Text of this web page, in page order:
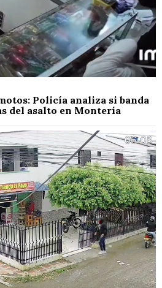
Policía analiza si banda
del asalto en Montería